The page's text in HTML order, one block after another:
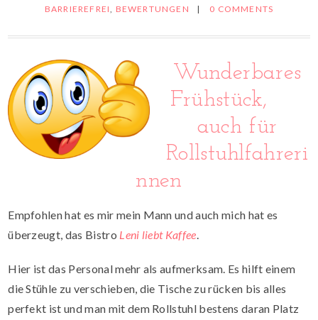
BARRIEREFREI BEWERTUNGEN | 0 COMMENTS
Wunderbares
Frühstück,
auch für
Rollstuhlfahreri
nnen
Empfohlen hat es mir mein Mann und auch mich hat es
überzeugt, das Bistro Leni liebt Kaffee
Hier ist das Personal mehr als aufmerksam. Es hilft einem
die Stühle zu verschieben, die Tische zu rücken bis alles
perfekt ist und man mit dem Rollstuhl bestens daran Platz